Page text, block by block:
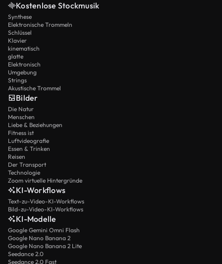
Kostenlose Stockmusik
Synthese
Elektronische Trommeln
Schlüssel
Klavier
kinematisch
glatte
Elektronisch
Umgebung
Strings
Akustische Trommel
Bilder
Die Natur
Menschen
Liebe & Beziehungen
Fitness ist
Luftvideografie
Essen & Trinken
Reisen
Der Transport
Technologie
Zoom virtuelle Hintergründe
KI-Workflows
Text-zu-Video-KI-Workflows
Bild-zu-Video-KI-Workflows
KI-Modelle
Google Gemini Omni Flash
Google Nano Banana 2
Google Nano Banana 2 Lite
Seedance 2.0
Seedance 2.0 Fast